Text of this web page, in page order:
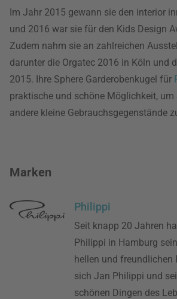
Im Jahr 2015 gewann sie den interior
und 2016 war sie für den Kids Design
Zudem nahm sie an zahlreichen
darunter die Orgatec 2016 in Köln und
2015. Ihre Sphere Garderobenkugel für
praktische und schöne Möglichkeit, um
andere kleine Gebrauchsgegenstände
Marken
Philippi
Seit knapp 20 Jahren
Philippi in Hamburg
hellen und freundlichen
sich Jan Philippi und
schönen Dingen des